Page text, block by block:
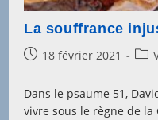
La souffrance
Post18 février 2021
Post
Dans le psaume 51,
vivre sous le règne de